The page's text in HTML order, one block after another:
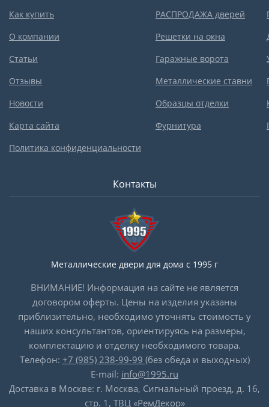
Как купить
О компании
Статьи
Отзывы
Новости
Карта сайта
Политика конфиденциальности
РАСПРОДАЖА дверей
Решетки на окна
Гаражные ворота
Металлические ставни
Образцы отделки
Фурнитура
Контакты
Металлические двери для дома с 1995 г
ВНИМАНИЕ! Информация на сайте не является
договором оферты. Цены на изделия указаны
приблизительно, необходимо уточнять стоимость у
наших консультантов, ориентируясь на размеры,
комплектацию и отделку необходимого товара.
Телефон: +7 (985) 238-99-99 (без обеда и выходных)
E-mail: info@1995.ru
Доставка в Москве: г. Москва, Сигнальный проезд, д. 16,
стр. 1, ТВЦ «РемДекор»